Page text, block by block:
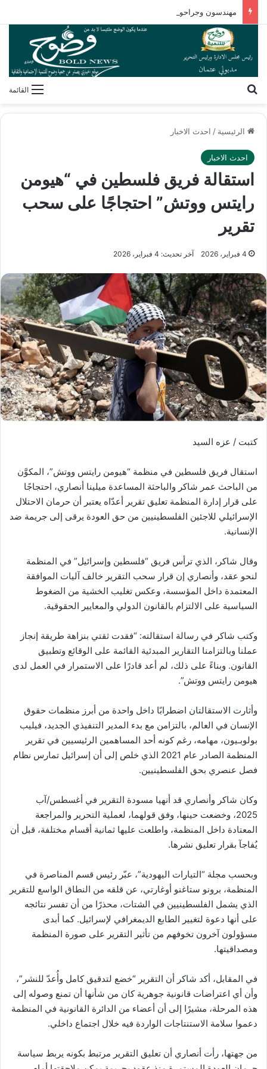
القائمة
الرئيسية / احدث الاخبار
احدث الاخبار
استقالة فريق فلسطين في “هيومن
رايتس ووتش” احتجاجًا على سحب
تقرير
4 فبراير، 2026 آخر تحديث: 4 فبراير، 2026
كتبت / عزه السيد
استقال فريق فلسطين في منظمة “هيومن رايتس ووتش”، المكوَّن
من الباحث عمر شاكر والباحثة المساعدة ميلينا أنصاري، احتجاجًا
على قرار إدارة المنظمة تعليق تقرير أعدّاه يعتبر أن حرمان الاحتلال
الإسرائيلي للاجئين الفلسطينيين من حق العودة يرقى إلى جريمة ضد
الإنسانية.
وقال شاكر، الذي ترأس فريق “فلسطين وإسرائيل” في المنظمة
لنحو عقد، وأنصاري إن قرار سحب التقرير خالف آليات الموافقة
المعتمدة داخل المؤسسة، وعكس تغليب الخشية من الضغوط
السياسية على الالتزام بالقانون الدولي والمعايير الحقوقية.
وكتب شاكر في رسالة استقالته: “فقدت ثقتي بنزاهة طريقة إنجاز
عملنا وبالتزامنا التقارير المبدئية القائمة على الوقائع وتطبيق
القانون. وبناءً على ذلك، لم أعد قادرًا على الاستمرار في العمل لدى
هيومن رايتس ووتش”.
وأثارت الاستقالتان اضطرابًا داخل واحدة من أبرز منظمات حقوق
الإنسان في العالم، بالتزامن مع بدء المدير التنفيذي الجديد، فيليب
بولوبـيون، مهامه، رغم كونه أحد المساهمين الرئيسيين في تقرير
المنظمة الصادر عام 2021 الذي خلص إلى أن إسرائيل تمارس نظام
فصل عنصري بحق الفلسطينيين.
وكان شاكر وأنصاري قد أنهيا مسودة التقرير في أغسطس/آب
2025، وخضعت حينها، وفق قولهما، لعملية التحرير والمراجعة
المعتادة داخل المنظمة، واطلعت عليها ثمانية أقسام مختلفة، قبل أن
يُفاجآ بقرار تعليق نشرها.
وبحسب مجلة “التيارات اليهودية”، عبّر رئيس قسم المناصرة في
المنظمة، برونو ستاغنو أوغارتي، عن قلقه من النطاق الواسع للتقرير
الذي يشمل الفلسطينيين في الشتات، محذرًا من أن تفسر نتائجه
على أنها دعوة لتغيير الطابع الديمغرافي لإسرائيل. كما أبدى
مسؤولون آخرون تخوفهم من تأثير التقرير على صورة المنظمة
ومصداقيتها.
في المقابل، أكد شاكر أن التقرير “خضع لتدقيق كامل وأُعدّ للنشر”،
وأن أي اعتراضات قانونية جوهرية كان من شأنها أن تمنع وصوله إلى
هذه المرحلة، مشيرًا إلى أن أعضاء من الدائرة القانونية في المنظمة
دعموا سلامة الاستنتاجات الواردة فيه خلال اجتماع داخلي.
من جهتها، رأت أنصاري أن تعليق التقرير مرتبط بكونه يربط سياسة